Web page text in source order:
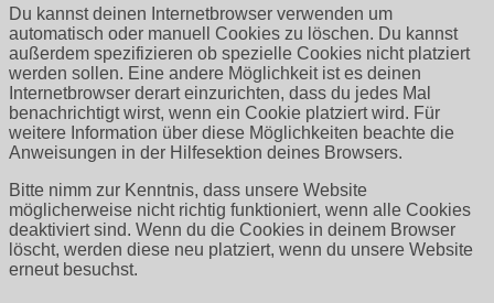
Du kannst deinen Internetbrowser verwenden um
automatisch oder manuell Cookies zu löschen. Du kannst
außerdem spezifizieren ob spezielle Cookies nicht platziert
werden sollen. Eine andere Möglichkeit ist es deinen
Internetbrowser derart einzurichten, dass du jedes Mal
benachrichtigt wirst, wenn ein Cookie platziert wird. Für
weitere Information über diese Möglichkeiten beachte die
Anweisungen in der Hilfesektion deines Browsers.
Bitte nimm zur Kenntnis, dass unsere Website
möglicherweise nicht richtig funktioniert, wenn alle Cookies
deaktiviert sind. Wenn du die Cookies in deinem Browser
löscht, werden diese neu platziert, wenn du unsere Website
erneut besuchst.